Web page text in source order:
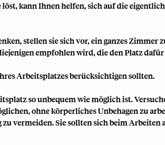
kann Ihnen helfen, sich auf die
stellen sie sich vor, ein ganzes Zimmer
empfohlen wird, die den Platz dafür
Arbeitsplatzes berücksichtigen sollten.
so unbequem wie möglich ist.
ohne körperliches Unbehagen zu
vermeiden. Sie sollten sich beim